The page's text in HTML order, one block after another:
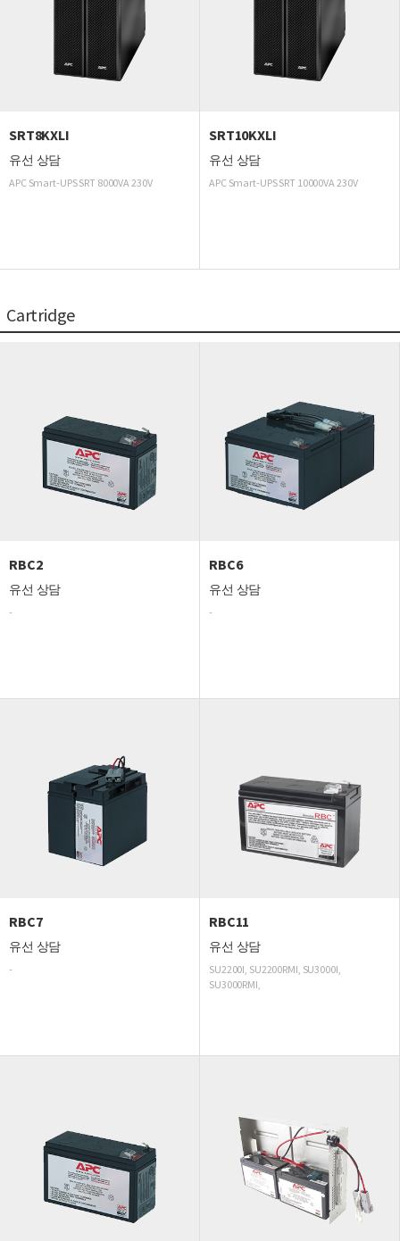
SRT8KXLI
유선 상담
APC Smart-UPS SRT 8000VA 230V
SRT10KXLI
유선 상담
APC Smart-UPS SRT 10000VA 230V
Cartridge
RBC2
유선 상담
-
RBC6
유선 상담
-
RBC7
유선 상담
-
RBC11
유선 상담
SU2200I, SU2200RMI, SU3000I,
SU3000RMI,